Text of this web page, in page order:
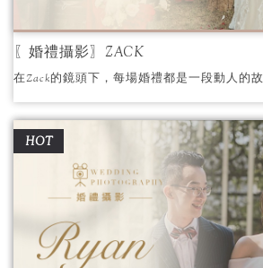
〖婚禮攝影〗ZACK
在Zack的鏡頭下，每場婚禮都是一段動人的故
HOT